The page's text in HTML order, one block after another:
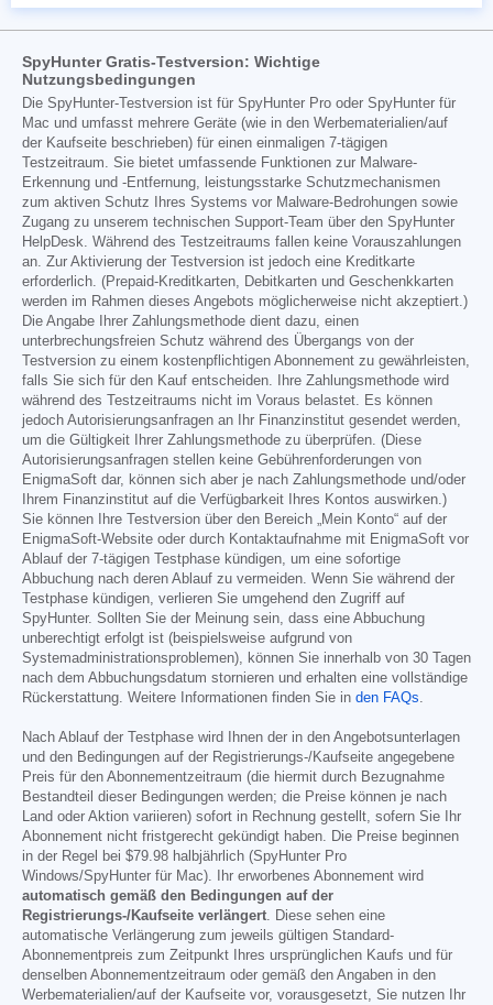
SpyHunter Gratis-Testversion: Wichtige
Nutzungsbedingungen
Die SpyHunter-Testversion ist für SpyHunter Pro oder SpyHunter für
Mac und umfasst mehrere Geräte (wie in den Werbematerialien/auf
der Kaufseite beschrieben) für einen einmaligen 7-tägigen
Testzeitraum. Sie bietet umfassende Funktionen zur Malware-
Erkennung und -Entfernung, leistungsstarke Schutzmechanismen
zum aktiven Schutz Ihres Systems vor Malware-Bedrohungen sowie
Zugang zu unserem technischen Support-Team über den SpyHunter
HelpDesk. Während des Testzeitraums fallen keine Vorauszahlungen
an. Zur Aktivierung der Testversion ist jedoch eine Kreditkarte
erforderlich. (Prepaid-Kreditkarten, Debitkarten und Geschenkkarten
werden im Rahmen dieses Angebots möglicherweise nicht akzeptiert.)
Die Angabe Ihrer Zahlungsmethode dient dazu, einen
unterbrechungsfreien Schutz während des Übergangs von der
Testversion zu einem kostenpflichtigen Abonnement zu gewährleisten,
falls Sie sich für den Kauf entscheiden. Ihre Zahlungsmethode wird
während des Testzeitraums nicht im Voraus belastet. Es können
jedoch Autorisierungsanfragen an Ihr Finanzinstitut gesendet werden,
um die Gültigkeit Ihrer Zahlungsmethode zu überprüfen. (Diese
Autorisierungsanfragen stellen keine Gebührenforderungen von
EnigmaSoft dar, können sich aber je nach Zahlungsmethode und/oder
Ihrem Finanzinstitut auf die Verfügbarkeit Ihres Kontos auswirken.)
Sie können Ihre Testversion über den Bereich „Mein Konto“ auf der
EnigmaSoft-Website oder durch Kontaktaufnahme mit EnigmaSoft vor
Ablauf der 7-tägigen Testphase kündigen, um eine sofortige
Abbuchung nach deren Ablauf zu vermeiden. Wenn Sie während der
Testphase kündigen, verlieren Sie umgehend den Zugriff auf
SpyHunter. Sollten Sie der Meinung sein, dass eine Abbuchung
unberechtigt erfolgt ist (beispielsweise aufgrund von
Systemadministrationsproblemen), können Sie innerhalb von 30 Tagen
nach dem Abbuchungsdatum stornieren und erhalten eine vollständige
Rückerstattung. Weitere Informationen finden Sie in den FAQs
Nach Ablauf der Testphase wird Ihnen der in den Angebotsunterlagen
und den Bedingungen auf der Registrierungs-/Kaufseite angegebene
Preis für den Abonnementzeitraum (die hiermit durch Bezugnahme
Bestandteil dieser Bedingungen werden; die Preise können je nach
Land oder Aktion variieren) sofort in Rechnung gestellt, sofern Sie Ihr
Abonnement nicht fristgerecht gekündigt haben. Die Preise beginnen
in der Regel bei $79.98 halbjährlich (SpyHunter Pro
Windows/SpyHunter für Mac). Ihr erworbenes Abonnement wird
automatisch gemäß den Bedingungen auf der
Registrierungs-/Kaufseite verlängert . Diese sehen eine
automatische Verlängerung zum jeweils gültigen Standard-
Abonnementpreis zum Zeitpunkt Ihres ursprünglichen Kaufs und für
denselben Abonnementzeitraum oder gemäß den Angaben in den
Werbematerialien/auf der Kaufseite vor, vorausgesetzt, Sie nutzen Ihr